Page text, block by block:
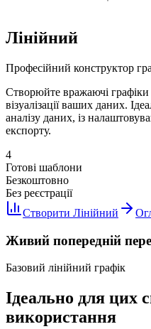
Лінійний
Професійний конструктор
Створюйте вражаючі
візуалізації ваших даних.
аналізу даних, із
експорту.
4
Готові шаблони
Безкоштовно
Без реєстрації
Створити Лінійний
Живий попередній
Базовий лінійний графік
Ідеально для цих
використання